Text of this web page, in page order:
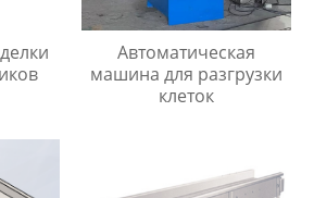
Автоматическая
машина для разгрузки
клеток